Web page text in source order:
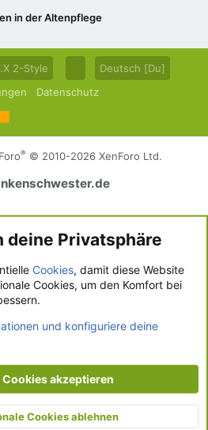
in der Altenpflege
2-Style
Deutsch [Du]
Datenschutz
R
S
S
® © 2010-2026 XenForo Ltd.
deine Privatsphäre
Cookies, damit diese Website
Cookies, um den Komfort bei
und konfiguriere deine
Cookies akzeptieren
Cookies ablehnen